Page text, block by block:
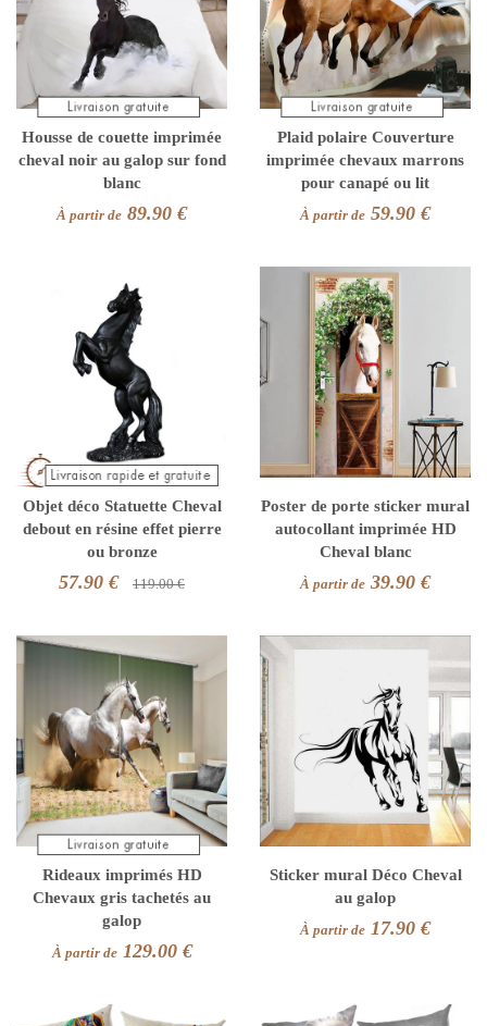
Housse de couette imprimée
cheval noir au galop sur fond
blanc
À partir de 89.90 €
Plaid polaire Couverture
imprimée chevaux marrons
pour canapé ou lit
À partir de 59.90 €
Objet déco Statuette Cheval
debout en résine effet pierre
ou bronze
57.90 € 119.00 €
Poster de porte sticker mural
autocollant imprimée HD
Cheval blanc
À partir de 39.90 €
Rideaux imprimés HD
Chevaux gris tachetés au
galop
À partir de129.00 €
Sticker mural Déco Cheval
au galop
À partir de 17.90 €